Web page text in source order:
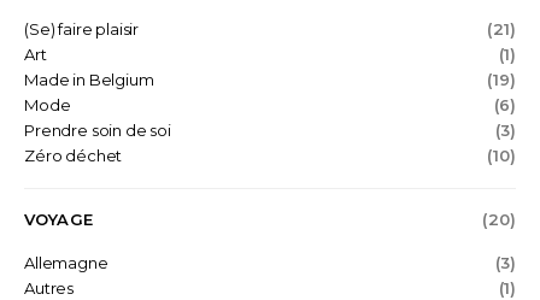
(Se) faire plaisir
(21)
Art
(1)
Made in Belgium
(19)
Mode
(6)
Prendre soin de soi
(3)
Zéro déchet
(10)
VOYAGE (20)
Allemagne
(3)
Autres
(1)